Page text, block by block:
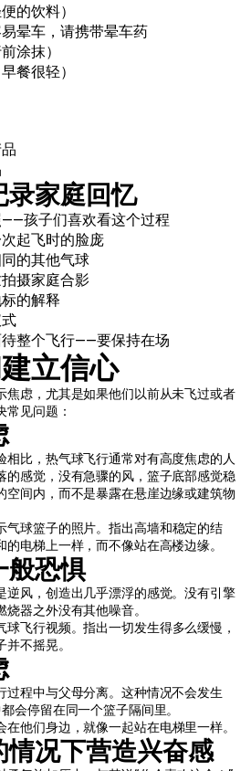
的饮料）
晕车，请携带晕车药
涂抹）
餐很轻）
录家庭回忆
孩子们喜欢看这个过程
起飞时的脸庞
的其他气球
摄家庭合影
的解释
整个飞行——要保持在场
立信心
焦虑，尤其是如果他们以前从未飞过或者
常见问题：
相比，热气球飞行通常对有高度焦虑的人
的感觉，没有急骤的风，篮子底部感觉稳
空间内，而不是暴露在悬崖边缘或建筑物
气球篮子的照片。指出高墙和稳定的结
电梯上一样，而不像站在高楼边缘。
般恐惧
逆风，创造出几乎漂浮的感觉。没有引擎
器之外没有其他噪音。
球飞行视频。指出一切发生得多么缓慢，
不摇晃。
过程中与父母分离。这种情况不会发生
会停留在同一个篮子隔间里。
在他们身边，就像一起站在电梯里一样。
情况下营造兴奋感